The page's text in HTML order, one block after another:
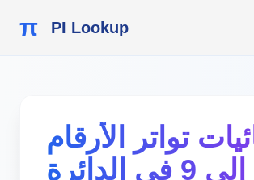
π PI Lookup
تواتر الأرقام
من 0 إلى 9 في الدائرة